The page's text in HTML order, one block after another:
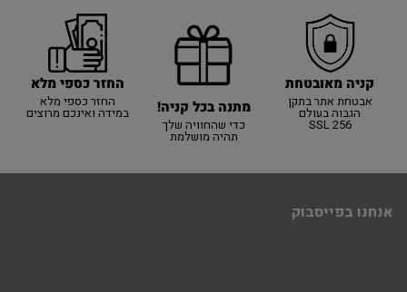
קניה מאובטחת
אבטחת אתר בתקן
הגבוה בעולם
SSL 256
מתנה בכל קניה!
כדי שהחוויה שלך
תהיה מושלמת
החזר כספי מלא
החזר כספי מלא
במידה ואינכם מרוצים
אנחנו בפייסבוק